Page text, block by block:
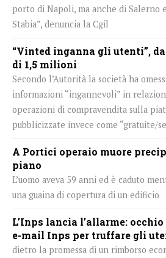
porto di Napoli, ma anche di Salerno
Stabia”, denuncia la Cgil
“Vinted inganna gli utenti”,
di 1,5 milioni
Secondo l’Autorità la società ha
informazioni “ingannevoli” in
operazioni di compravendita sulla
pubblicizzate invece come “gratuite/
A Portici operaio muore
piano
L’uomo aveva 59 anni ed è caduto
una guaina di copertura di un edificio
L’Inps lancia l’allarme:
e-mail Inps per truffare gli
dietro la promessa di un rimborso